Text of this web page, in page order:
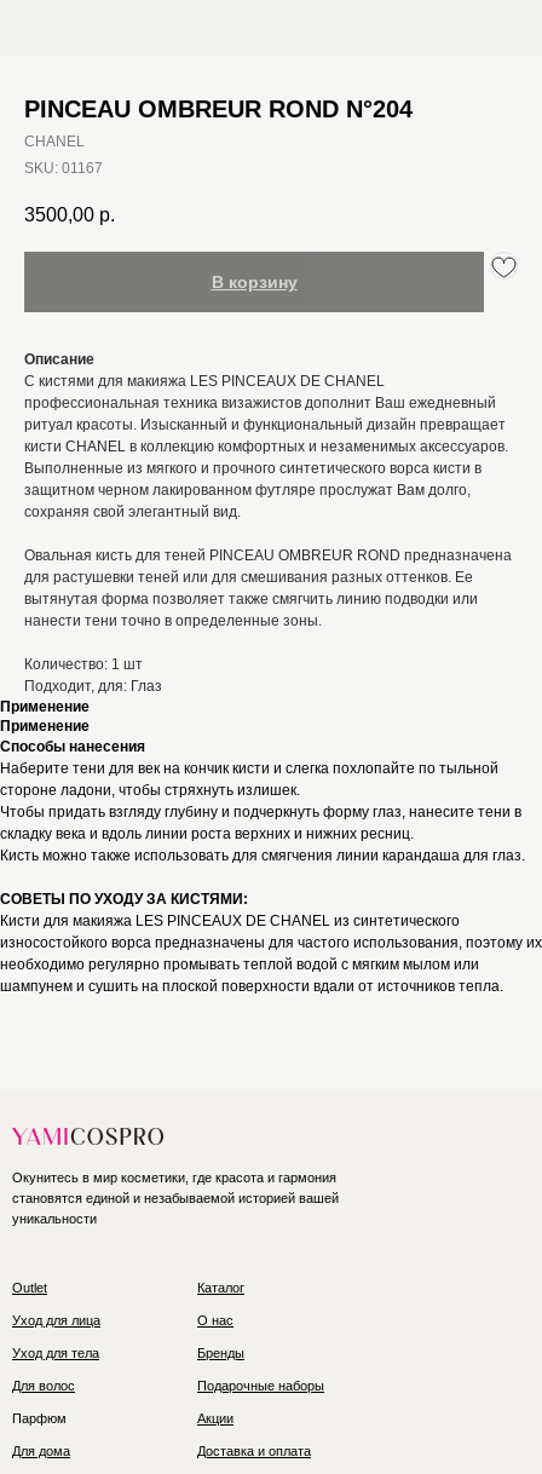
PINCEAU OMBREUR ROND N°204
CHANEL
SKU: 01167
3500,00 р.
В корзину
Описание
С кистями для макияжа LES PINCEAUX DE CHANEL
профессиональная техника визажистов дополнит Ваш ежедневный
ритуал красоты. Изысканный и функциональный дизайн превращает
кисти CHANEL в коллекцию комфортных и незаменимых аксессуаров.
Выполненные из мягкого и прочного синтетического ворса кисти в
защитном черном лакированном футляре прослужат Вам долго,
сохраняя свой элегантный вид.
Овальная кисть для теней PINCEAU OMBREUR ROND предназначена
для растушевки теней или для смешивания разных оттенков. Ее
вытянутая форма позволяет также смягчить линию подводки или
нанести тени точно в определенные зоны.
Количество: 1 шт
Подходит, для: Глаз
Применение
Применение
Способы нанесения
Наберите тени для век на кончик кисти и слегка похлопайте по тыльной
стороне ладони, чтобы стряхнуть излишек.
Чтобы придать взгляду глубину и подчеркнуть форму глаз, нанесите тени в
складку века и вдоль линии роста верхних и нижних ресниц.
Кисть можно также использовать для смягчения линии карандаша для глаз.
СОВЕТЫ ПО УХОДУ ЗА КИСТЯМИ:
Кисти для макияжа LES PINCEAUX DE CHANEL из синтетического
износостойкого ворса предназначены для частого использования, поэтому их
необходимо регулярно промывать теплой водой с мягким мылом или
шампунем и сушить на плоской поверхности вдали от источников тепла.
Outlet
Окунитесь в мир косметики, где красота и гармония
становятся единой и незабываемой историей вашей
уникальности
Уход для лица
Уход для тела
Для волос
Парфюм
Для дома
Каталог
О нас
Бренды
Подарочные наборы
Акции
Доставка и оплата